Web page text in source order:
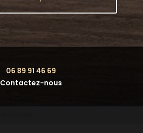
06 89 91 46 69
Contactez-nous